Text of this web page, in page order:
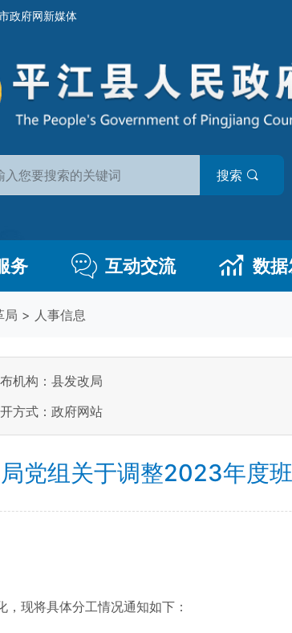
政府网新媒体
搜索
务 互动交流 数
局 > 人事信息
机构：县发改局
方式：政府网站
党组关于调整2023年度
现将具体分工情况通知如下：